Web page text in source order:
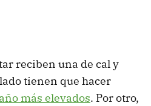
reciben una de cal y
tienen que hacer
más elevados. Por otro,